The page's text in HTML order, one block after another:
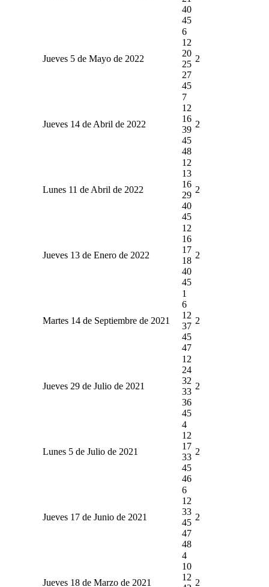
40
45
Jueves 5 de Mayo de 2022
6
12
20
25
27
45
2
Jueves 14 de Abril de 2022
7
12
16
39
45
48
2
Lunes 11 de Abril de 2022
12
13
16
29
40
45
2
Jueves 13 de Enero de 2022
12
16
17
18
40
45
2
Martes 14 de Septiembre de 2021
1
6
12
37
45
47
2
Jueves 29 de Julio de 2021
12
24
32
33
36
45
2
Lunes 5 de Julio de 2021
4
12
17
33
45
46
2
Jueves 17 de Junio de 2021
6
12
33
45
47
48
2
Jueves 18 de Marzo de 2021
4
10
12
2